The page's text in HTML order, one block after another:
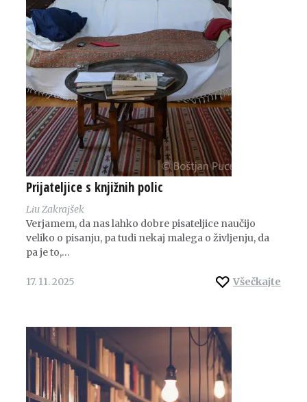
Prijateljice s knjižnih polic
Liu Zakrajšek
Verjamem, da nas lahko dobre pisateljice naučijo
veliko o pisanju, pa tudi nekaj malega o življenju, da
pa je to,…
Všečkajte
17. 11. 2025